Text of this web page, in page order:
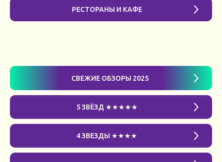
РЕСТОРАНЫ И КАФЕ
СВЕЖИЕ ОБЗОРЫ 2025
5 ЗВЁЗД ★★★★★
4 ЗВЕЗДЫ ★★★★